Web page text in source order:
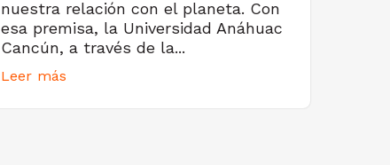
nuestra relación con el planeta. Con
esa premisa, la Universidad Anáhuac
Cancún, a través de la...
Leer más